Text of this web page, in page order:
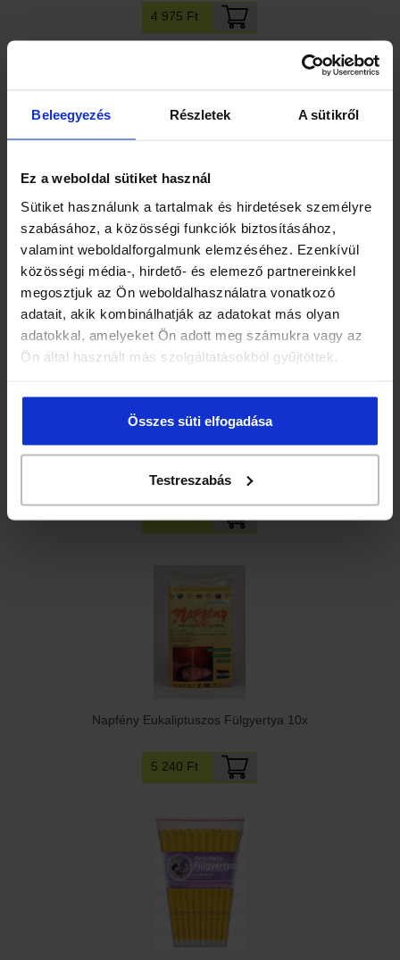
Beleegyezés Részletek A sütikről
Ez a weboldal sütiket használ
Sütiket használunk a tartalmak és hirdetések személyre
szabásához, a közösségi funkciók biztosításához,
valamint weboldalforgalmunk elemzéséhez. Ezenkívül
közösségi média-, hirdető- és elemező partnereinkkel
megosztjuk az Ön weboldalhasználatra vonatkozó
adatait, akik kombinálhatják az adatokat más olyan
adatokkal, amelyeket Ön adott meg számukra vagy az
Ön által használt más szolgáltatásokból gyűjtöttek.
Összes süti elfogadása
Testreszabás
4 975 Ft
Herbária Testgyertya kamillás 2db
1 050 Ft
4 975 Ft
Napfény Eukaliptuszos Fülgyertya 10x
5 240 Ft